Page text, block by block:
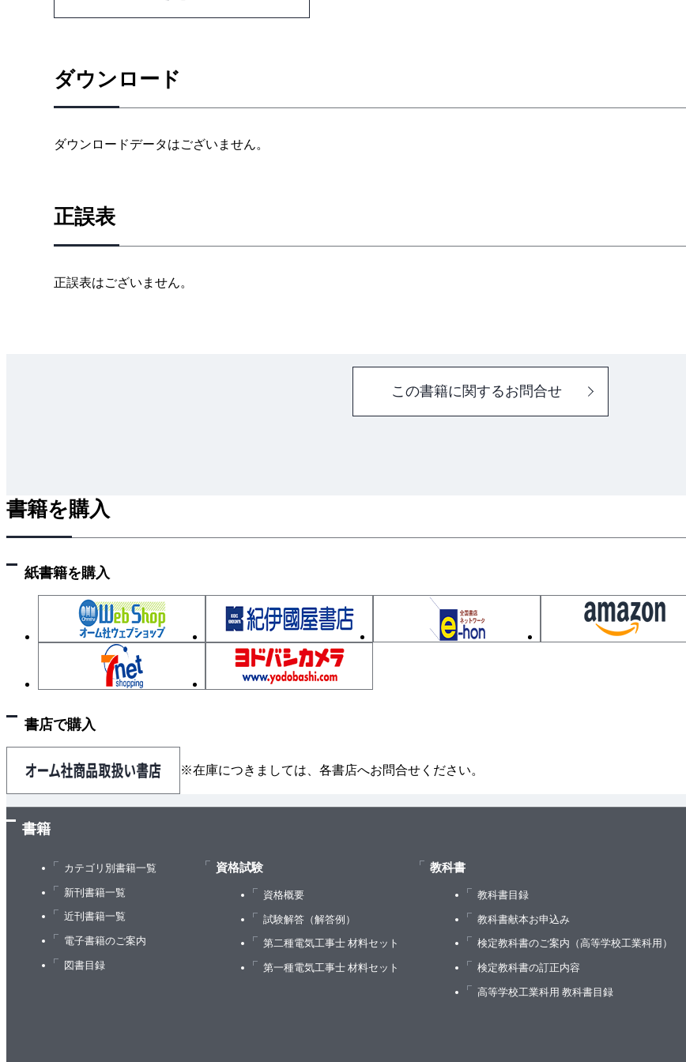
8章 CMOSディジタル集積回路の基本回路（2）
9章 メモリ集積回路の基本回路
11章 パッケージングと実装
索引
ダウンロード
ダウンロードデータはございません。
正誤表
正誤表はございません。
この書籍に関するお問合せ
書籍を購入
紙書籍を購入
書店で購入
※在庫につきましては、各書店へお問合せください。
書籍
カテゴリ別書籍一覧
新刊書籍一覧
近刊書籍一覧
電子書籍のご案内
図書目録
資格試験
資格概要
試験解答（解答例）
第二種電気工事士 材料セット
第一種電気工事士 材料セット
教科書
教科書目録
教科書献本お申込み
検定教科書のご案内（高等学校工業科用）
検定教科書の訂正内容
高等学校工業科用 教科書目録